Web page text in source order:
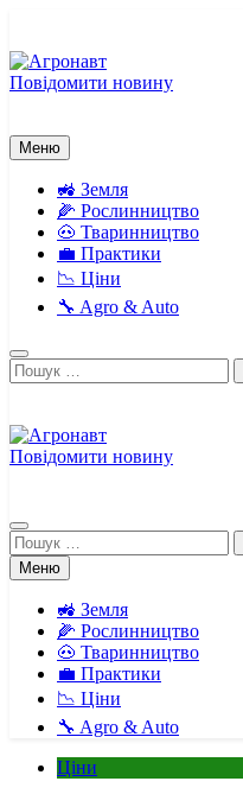
вмісту
Повідомити новину
Меню
🚜 Земля
🌽 Рослинництво
🐽 Тваринництво
💼 Практики
📉 Ціни
🔧 Agro & Auto
Пошук:
Повідомити новину
Пошук:
Меню
🚜 Земля
🌽 Рослинництво
🐽 Тваринництво
💼 Практики
📉 Ціни
🔧 Agro & Auto
Ціни